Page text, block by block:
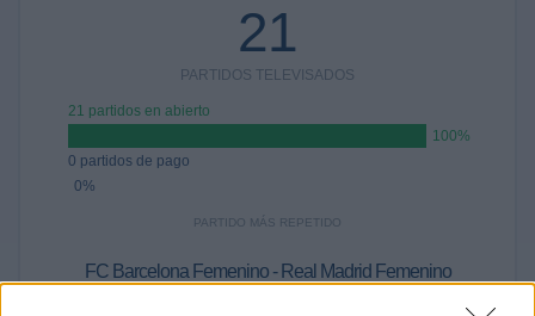
21
PARTIDOS TELEVISADOS
21 partidos en abierto
100%
0 partidos de pago
0%
PARTIDO MÁS REPETIDO
FC Barcelona Femenino - Real Madrid Femenino